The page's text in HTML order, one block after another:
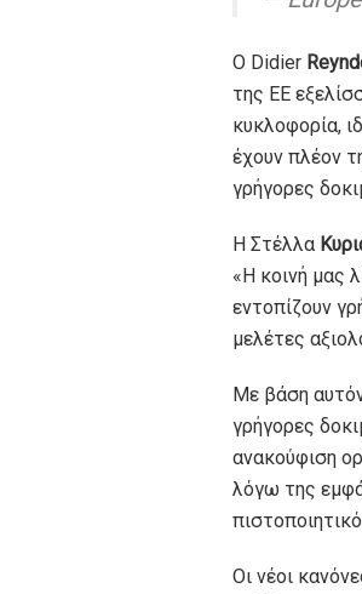
Ο Didier
της ΕΕ
κυκλοφορία,
έχουν πλέον
γρήγορες
Η Στέλλα
«Η κοινή μας
εντοπίζουν
μελέτες
Με βάση
γρήγορες
ανακούφιση
λόγω της
Οι νέοι